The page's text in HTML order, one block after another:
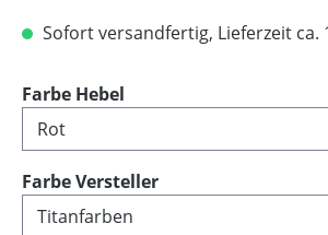
Sofort versandfertig, Lieferzeit ca.
Farbe Hebel
Farbe Verstellerauswählen